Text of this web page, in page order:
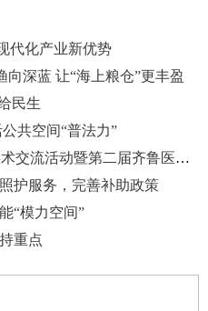
代化产业新优势
深蓝 让“海上粮仓”更丰盈
民生
共空间“普法力”
“创新驱动 健康中国”博士后学术交流活动暨第二届齐鲁医学卓越人才发展大会在济南举办
护服务，完善补助政策
“模力空间”
重点